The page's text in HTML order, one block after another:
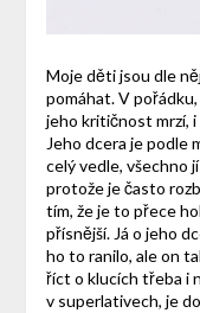
Moje děti jsou dle
pomáhat. V
jeho kritičnost mrzí, i
Jeho dcera je podle
celý vedle, všechno
protože je často
tím, že je to přece
přísnější. Já o jeho
ho to ranilo, ale on
říct o klucích třeba i
v superlativech, je